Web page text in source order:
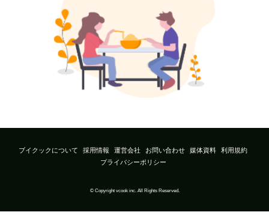
ブイクックについて 採用情報 運営会社 お問い合わせ 媒体資料
利用規約
プライバシーポリシー
© Copyright vcook inc. All Rights Reserved.